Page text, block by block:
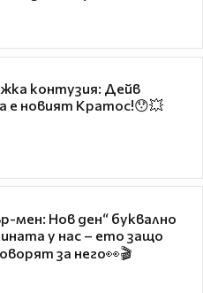
контузия: Дейв
е новият Кратос!😯💥
мен: Нов ден“ буквално
у нас – ето защо
за него👀🎬